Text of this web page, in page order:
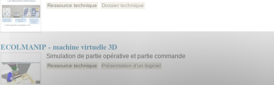
Ressource technique Dossier technique
ECOLMANIP - machine virtuelle 3D
Simulation de partie opérative et partie commande
Ressource technique Présentation d'un logiciel